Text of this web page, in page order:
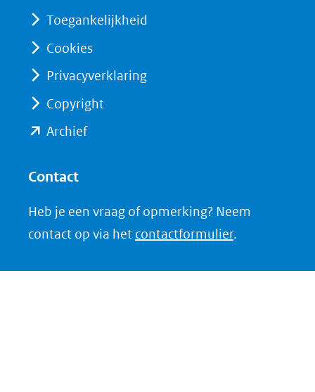
(verwijst
een
andere
website)
(verwijst
andere
Toegankelijkheid
Cookies
Privacyverklaring
Copyright
Archief(opent
(verwijst
naar
Contact
Heb je een vraag of opmerking? Neem
contact op via het contactformulier.